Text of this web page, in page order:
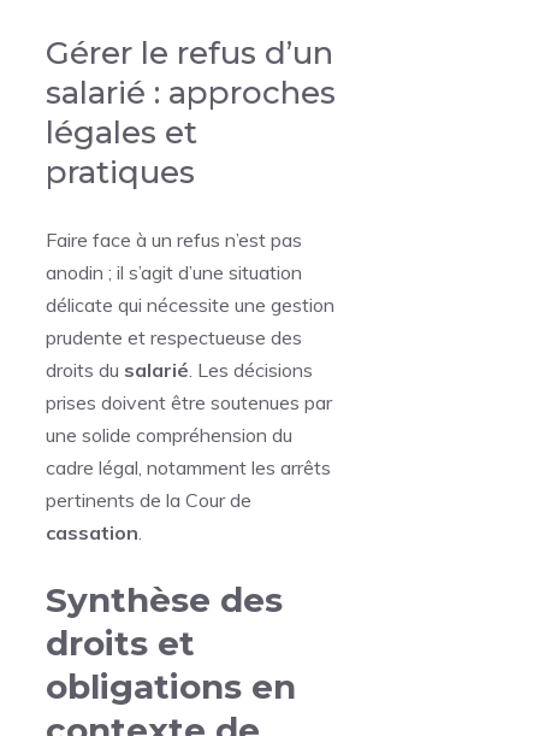
Gérer le refus d’un
salarié : approches
légales et
pratiques
Faire face à un refus n’est pas
anodin ; il s’agit d’une situation
délicate qui nécessite une gestion
prudente et respectueuse des
droits du salarié. Les décisions
prises doivent être soutenues par
une solide compréhension du
cadre légal, notamment les arrêts
pertinents de la Cour de
cassation.
Synthèse des
droits et
obligations en